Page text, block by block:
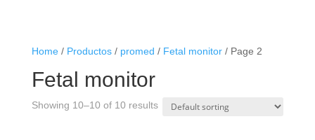
Home/ Productos/ promed / Fetal monitor/ Page 2
Fetal monitor
Showing 10–10 of 10 results